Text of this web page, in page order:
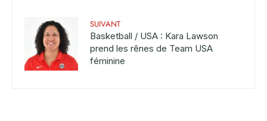
SUIVANT
Basketball / USA : Kara Lawson
prend les rênes de Team USA
féminine